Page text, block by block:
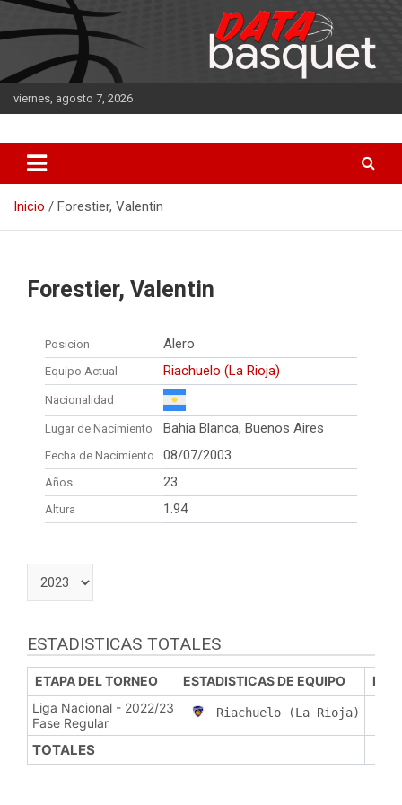
Saltar
al
contenido
viernes, agosto 7, 2026
DATA Basquet
Inicio Forestier, Valentin
Forestier, Valentin
Posicion Alero
Equipo Actual Riachuelo (La Rioja)
Nacionalidad
Lugar de Nacimiento Bahia Blanca, Buenos Aires
Fecha de Nacimiento 08/07/2003
Años 23
Altura 1.94
ESTADISTICAS TOTALES
ETAPA DEL TORNEO ESTADISTICAS DE EQUIPO
PJ
Liga Nacional - 2022/23
Fase Regular
Riachuelo (La Rioja)
TOTALES